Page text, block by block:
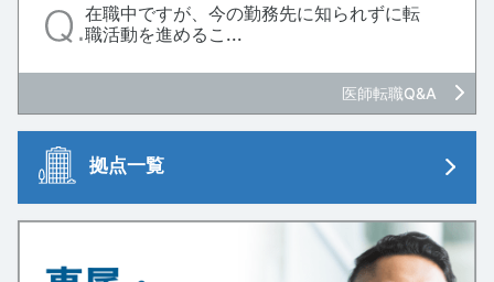
在職中ですが、今の勤務先に知られずに転
職活動を進めるこ...
医師転職Q&A
拠点一覧